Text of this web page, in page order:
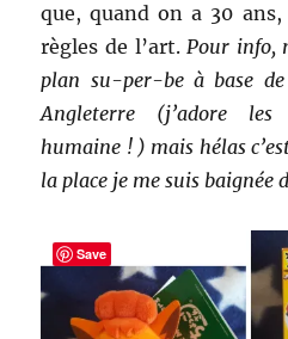
que, quand on a 30
règles de l’art.Pour info,
plan su-per-be à base
Angleterre (j’adore
humaine ! ) mais hélas
la place je me suis baignée
Save